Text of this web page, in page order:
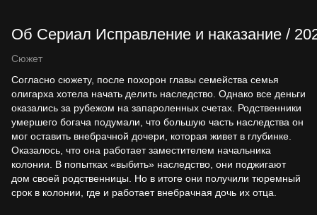
Об Сериал Исправление и наказание /
Сюжет
Согласно сюжету, после похорон главы семейства семья
олигарха хотела начать делить наследство. Однако все деньги
оказались за рубежом на запароленных счетах. Родственники
умершего богача подумали, что большую часть наследства он
мог оставить внебрачной дочери, которая живет в глубинке.
Оказалось, что она работает заместителем начальника
колонии. В попытках «выбить» наследство, они поджигают
дом своей родственницы. Но в итоге они получили тюремный
срок в колонии, где и работает внебрачная дочь их отца.